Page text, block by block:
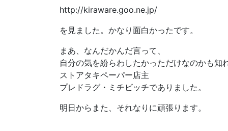
http://kiraware.goo.ne.jp/
を見ました。かなり面白かったです。
まあ、なんだかんだ言って、
自分の気を紛らわしたかっただけなのかも知
ストアタキペーパー店主
プレドラグ・ミチビッチでありました。
明日からまた、それなりに頑張ります。